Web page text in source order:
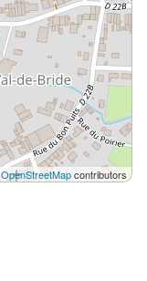
OpenStreetMapcontributors